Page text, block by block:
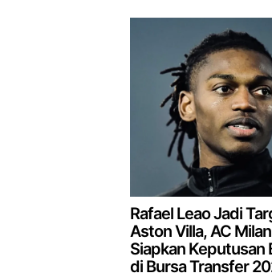
Rafael Leao Jadi
Aston Villa, AC Milan
Siapkan Keputusan
di Bursa Transfer